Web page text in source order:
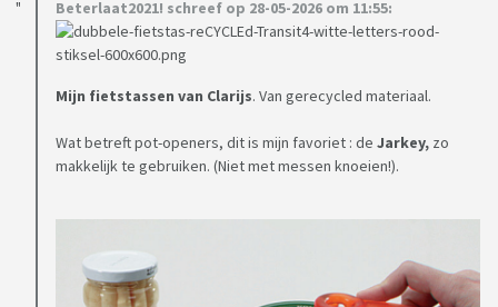
Beterlaat2021! schreef op 28-05-2026 om 11:55:
Mijn fietstassen van Clarijs. Van gerecycled materiaal.
Wat betreft pot-openers, dit is mijn favoriet : de Jarkey, zo
makkelijk te gebruiken. (Niet met messen knoeien!).